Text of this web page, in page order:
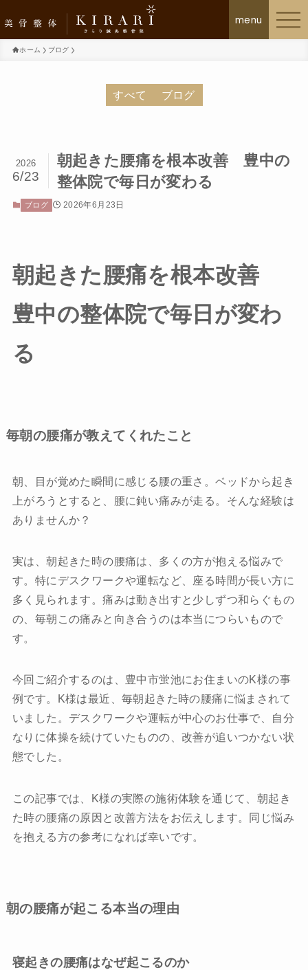
美骨整体KIRARIについて
お客様の声
初回体験について
よくあるご質問
求人情報
アクセス
初回体験申込
プライバシーポリシー
ホーム ブログ
すべて ブログ
朝起きた腰痛を根本改善 豊中の
整体院で毎日が変わる
2026
6/23
ブログ 2026年6月23日
朝起きた腰痛を根本改善
豊中の整体院で毎日が変わ
る
毎朝の腰痛が教えてくれたこと
朝、目が覚めた瞬間に感じる腰の重さ。ベッドから起き
上がろうとすると、腰に鈍い痛みが走る。そんな経験は
ありませんか？
実は、朝起きた時の腰痛は、多くの方が抱える悩みで
す。特にデスクワークや運転など、座る時間が長い方に
多く見られます。痛みは動き出すと少しずつ和らぐもの
の、毎朝この痛みと向き合うのは本当につらいもので
す。
今回ご紹介するのは、豊中市蛍池にお住まいのK様の事
例です。K様は最近、毎朝起きた時の腰痛に悩まされて
いました。デスクワークや運転が中心のお仕事で、自分
なりに体操を続けていたものの、改善が追いつかない状
態でした。
この記事では、K様の実際の施術体験を通じて、朝起き
た時の腰痛の原因と改善方法をお伝えします。同じ悩み
を抱える方の参考になれば幸いです。
朝の腰痛が起こる本当の理由
寝起きの腰痛はなぜ起こるのか